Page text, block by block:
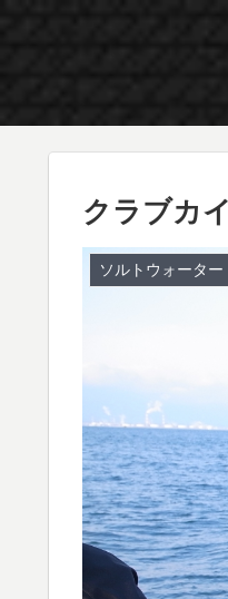
クラブカ
ソルトウォーター